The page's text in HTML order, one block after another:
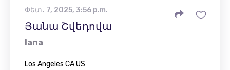
Փետ․ 7, 2025, 3:56 p.m.
Յանա Շվեդովա
Iana
Los Angeles CA US